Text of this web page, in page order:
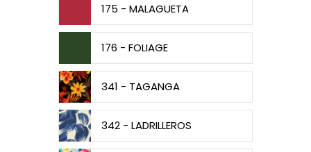
175 - MALAGUETA
176 - FOLIAGE
341 - TAGANGA
342 - LADRILLEROS